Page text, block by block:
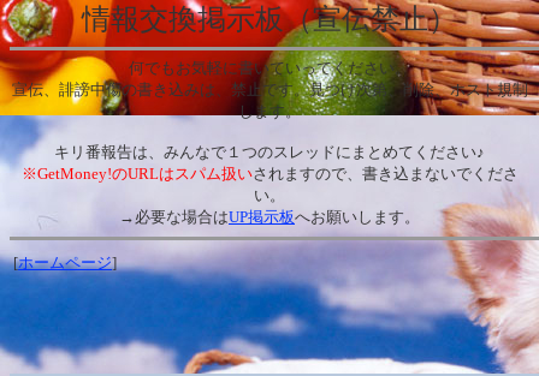
情報交換掲示板（宣伝禁止）
何でもお気軽に書いていってください。
宣伝、誹謗中傷の書き込みは、禁止です。見つけ次第、削除、ホスト規制
します。
キリ番報告は、みんなで１つのスレッドにまとめてください♪
※GetMoney!のURLはスパム扱いされますので、書き込まないでくださ
い。
→必要な場合はUP掲示板へお願いします。
[ホームページ]